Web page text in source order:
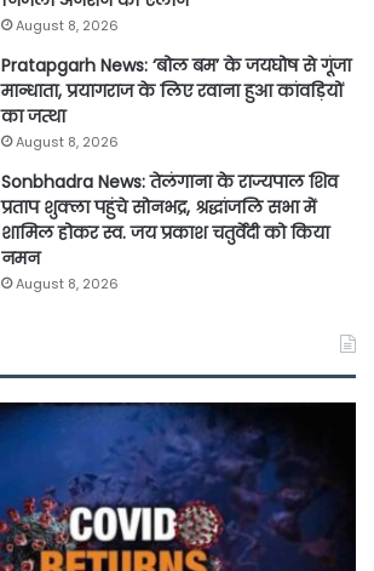
August 8, 2026
Pratapgarh News: ‘बोल बम’ के जयघोष से गूंजा
मान्धाता, प्रयागराज के लिए रवाना हुआ कांवड़ियों
का जत्था
August 8, 2026
Sonbhadra News: तेलंगाना के राज्यपाल शिव
प्रताप शुक्ला पहुंचे सोनभद्र, श्रद्धांजलि सभा में
शामिल होकर स्व. जय प्रकाश चतुर्वेदी को किया
नमन
August 8, 2026